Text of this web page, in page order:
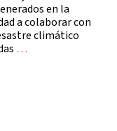
en la
a colaborar con
climático
…